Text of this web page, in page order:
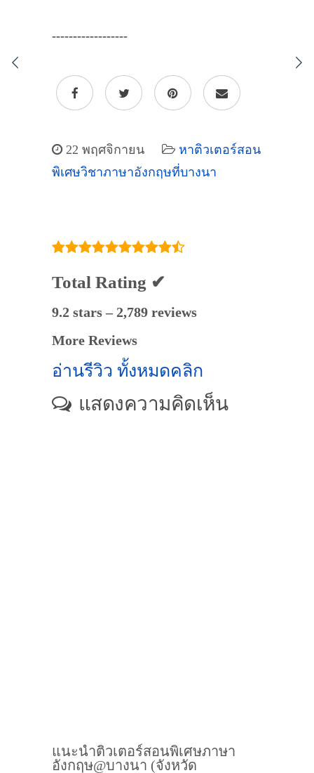
------------------
22 พฤศจิกายน
หาติวเตอร์สอน
พิเศษวิชาภาษาอังกฤษที่บางนา
Total Rating ✔
9.2 stars – 2,789 reviews
More Reviews
อ่านรีวิว ทั้งหมดคลิก
แสดงความคิดเห็น
แนะนำติวเตอร์สอนพิเศษภาษา
อังกฤษ@บางนา (จังหวัด